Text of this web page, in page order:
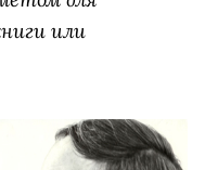
или